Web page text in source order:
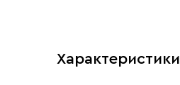
Характеристики